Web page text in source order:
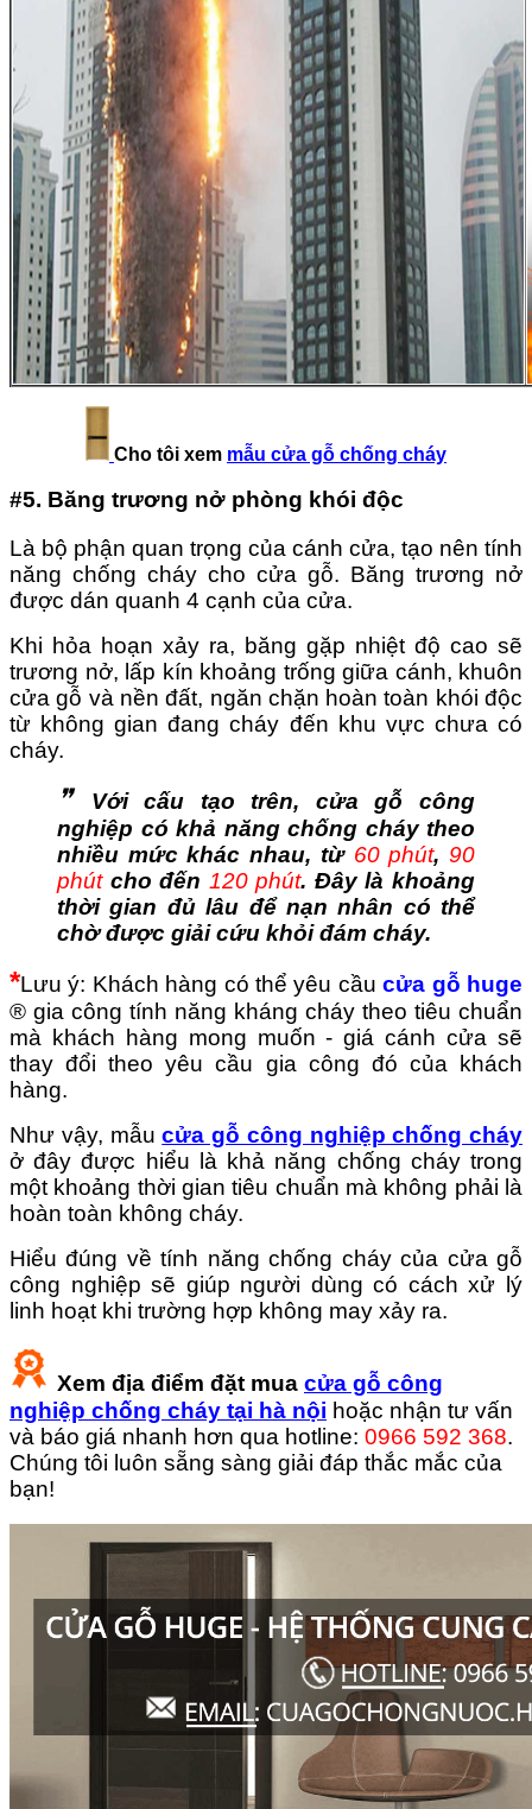
Cho tôi xem mẫu cửa gỗ chống cháy
#5. Băng trương nở phòng khói độc
Là bộ phận quan trọng của cánh cửa, tạo nên tính
năng chống cháy cho cửa gỗ. Băng trương nở
được dán quanh 4 cạnh của cửa.
Khi hỏa hoạn xảy ra, băng gặp nhiệt độ cao sẽ
trương nở, lấp kín khoảng trống giữa cánh, khuôn
cửa gỗ và nền đất, ngăn chặn hoàn toàn khói độc
từ không gian đang cháy đến khu vực chưa có
cháy.
❞
Với cấu tạo trên, cửa gỗ công
nghiệp có khả năng chống cháy theo
nhiều mức khác nhau, từ 60phút,90
phútcho đến 120phút. Đây là khoảng
thời gian đủ lâu để nạn nhân có thể
chờ được giải cứu khỏi đám cháy.
*Lưu ý: Khách hàng có thể yêu cầu cửa gỗ huge
® gia công tính năng kháng cháy theo tiêu chuẩn
mà khách hàng mong muốn - giá cánh cửa sẽ
thay đổi theo yêu cầu gia công đó của khách
hàng.
Như vậy, mẫucửa gỗ công nghiệp chống cháy
ở đây được hiểu là khả năng chống cháy trong
một khoảng thời gian tiêu chuẩn mà không phải là
hoàn toàn không cháy.
Hiểu đúng về tính năng chống cháy của cửa gỗ
công nghiệp sẽ giúp người dùng có cách xử lý
linh hoạt khi trường hợp không may xảy ra.
Xem địa điểm đặt mua cửa gỗ công
nghiệp chống cháy tại hà nội hoặc nhận tư vấn
và báo giá nhanh hơn qua hotline: 0966 592 368.
Chúng tôi luôn sẵng sàng giải đáp thắc mắc của
bạn!